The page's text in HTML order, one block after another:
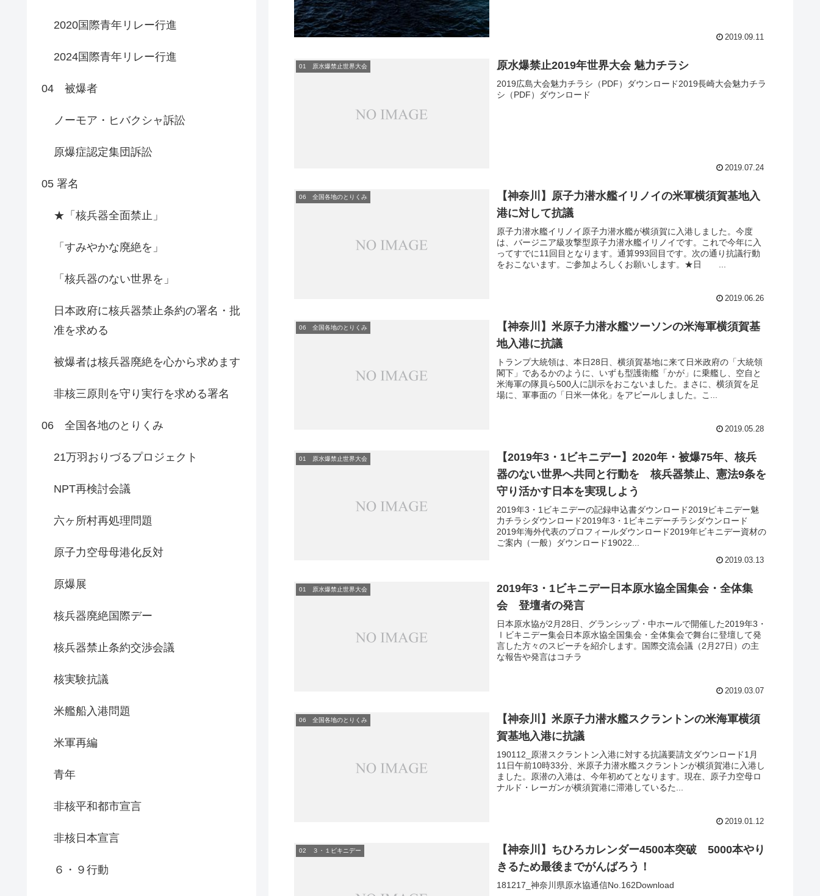
2019.09.11
01 原水爆禁止世界大会 原水爆禁止2019年世界大会 魅力チラシ
2019広島大会魅力チラシ（PDF）ダウンロード2019長崎大会魅力チラ
シ（PDF）ダウンロード
2019.07.24
06 全国各地のとりくみ
【神奈川】原子力潜水艦イリノイの米軍横須賀基地入
港に対して抗議
原子力潜水艦イリノイ原子力潜水艦が横須賀に入港しました。今度
は、バージニア級攻撃型原子力潜水艦イリノイです。これで今年に入
ってすでに11回目となります。通算993回目です。次の通り抗議行動
をおこないます。ご参加よろしくお願いします。★日 ...
2019.06.26
06 全国各地のとりくみ
【神奈川】米原子力潜水艦ツーソンの米海軍横須賀基
地入港に抗議
トランプ大統領は、本日28日、横須賀基地に来て日米政府の「大統領
閣下」であるかのように、いずも型護衛艦「かが」に乗艦し、空自と
米海軍の隊員ら500人に訓示をおこないました。まさに、横須賀を足
場に、軍事面の「日米一体化」をアピールしました。こ...
2019.05.28
01 原水爆禁止世界大会
【2019年3・1ビキニデー】2020年・被爆75年、核兵
器のない世界へ共同と行動を 核兵器禁止、憲法9条を
守り活かす日本を実現しよう
2019年3・1ビキニデーの記録申込書ダウンロード2019ビキニデー魅
力チラシダウンロード2019年3・1ビキニデーチラシダウンロード
2019年海外代表のプロフィールダウンロード2019年ビキニデー資材の
ご案内（一般）ダウンロード19022...
2019.03.13
01 原水爆禁止世界大会
2019年3・1ビキニデー日本原水協全国集会・全体集
会 登壇者の発言
日本原水協が2月28日、グランシップ・中ホールで開催した2019年3・
Ⅰビキニデー集会日本原水協全国集会・全体集会で舞台に登壇して発
言した方々のスピーチを紹介します。国際交流会議（2月27日）の主
な報告や発言はコチラ
2019.03.07
06 全国各地のとりくみ
【神奈川】米原子力潜水艦スクラントンの米海軍横須
賀基地入港に抗議
190112_原潜スクラントン入港に対する抗議要請文ダウンロード1月
11日午前10時33分、米原子力潜水艦スクラントンが横須賀港に入港し
ました。原潜の入港は、今年初めてとなります。現在、原子力空母ロ
ナルド・レーガンが横須賀港に滞港しているた...
2019.01.12
02 ３・１ビキニデー
【神奈川】ちひろカレンダー4500本突破 5000本やり
きるため最後までがんばろう！
181217_神奈川県原水協通信No.162Download
2020国際青年リレー行進
2024国際青年リレー行進
04 被爆者
ノーモア・ヒバクシャ訴訟
原爆症認定集団訴訟
05 署名
★「核兵器全面禁止」
「すみやかな廃絶を」
「核兵器のない世界を」
日本政府に核兵器禁止条約の署名・批
准を求める
被爆者は核兵器廃絶を心から求めます
非核三原則を守り実行を求める署名
06 全国各地のとりくみ
21万羽おりづるプロジェクト
NPT再検討会議
六ヶ所村再処理問題
原子力空母母港化反対
原爆展
核兵器廃絶国際デー
核兵器禁止条約交渉会議
核実験抗議
米艦船入港問題
米軍再編
青年
非核平和都市宣言
非核日本宣言
６・９行動